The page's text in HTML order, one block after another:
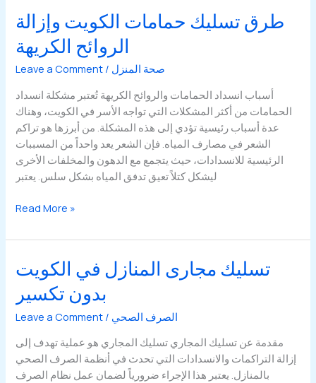
تكسير
بأحدث
الأجهزة
طرق تسليك حمامات الكويت وإزالة
الروائح الكريهة
Leave a Comment / صحة المنزل
أسباب انسداد الحمامات والروائح الكريهة تُعتبر مشكلة انسداد
الحمامات من أكثر المشكلات التي تواجه الأسر في الكويت، وهناك
عدة أسباب رئيسية تؤدي إلى هذه المشكلة. من أبرزها هو تراكم
الشعر في مصارف المياه. فإن الشعر يعد واحداً من المسببات
الرئيسية للانسدادات، حيث يتجمع مع الدهون والمخلفات الأخرى
ليشكل كتلاً تعيق تدفق المياه بشكل سلس. يعتبر
طرق
حمامات
وإزالة
الكريهة
Read More »
تسليك مجارى المنازل في الكويت
بدون تكسير
Leave a Comment / الصرف الصحي
مقدمة عن تسليك المجاري تسليك المجاري هو عملية تهدف إلى
إزالة التراكمات والانسدادات التي تحدث في أنظمة الصرف الصحي
بالمنازل. يعتبر هذا الإجراء ضرورياً لضمان عمل نظام الصرف